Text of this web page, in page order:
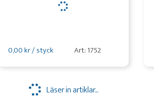
0,00 kr / styck Art: 1752
Läser in artiklar...